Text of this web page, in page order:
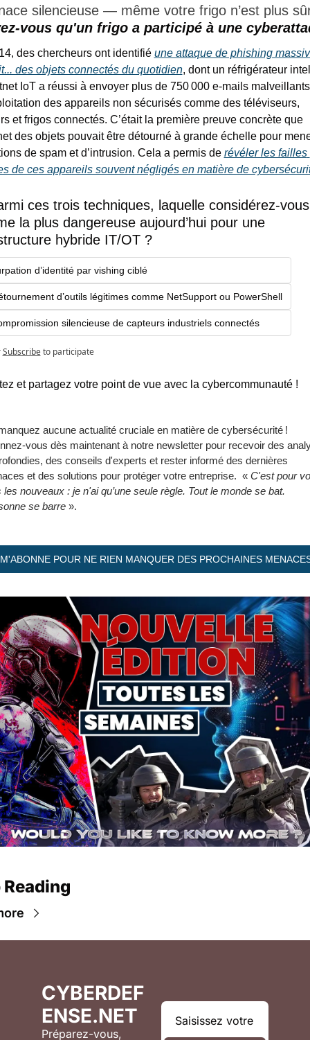
silencieuse — même votre frigo n’est plus
vous qu'un frigo a participé à une
des chercheurs ont identifié une attaque de phishing
des objets connectés du quotidien, dont un réfrigérateur
IoT a réussi à envoyer plus de 750 000 e‑mails
des appareils non sécurisés comme des téléviseurs,
et frigos connectés. C’était la première preuve concrète que
des objets pouvait être détourné à grande échelle pour
de spam et d’intrusion. Cela a permis de révéler les failles
de ces appareils souvent négligés en matière de
ces trois techniques, laquelle considérez-vous
la plus dangereuse aujourd’hui pour une
hybride IT/OT ?
d’identité par vishing ciblé
d’outils légitimes comme NetSupport ou PowerShell
silencieuse de capteurs industriels connectés
Subscribe to participate
et partagez votre point de vue avec la cybercommunauté !
aucune actualité cruciale en matière de cybersécurité !
vous dès maintenant à notre newsletter pour recevoir des
des conseils d'experts et rester informé des dernières
et des solutions pour protéger votre entreprise.  « C'est pour
les nouveaux : je n'ai qu’une seule règle. Tout le monde se bat.
se barre ».
POUR NE RIEN MANQUER DES PROCHAINES
Reading
CYBERDEF
ENSE.NET
Préparez-vous,